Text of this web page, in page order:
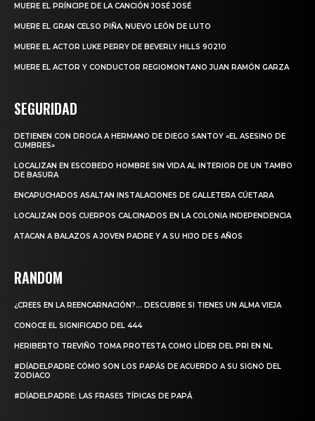
MUERE EL PRÍNCIPE DE LA CANCIÓN JOSÉ JOSÉ
MUERE EL GRAN CELSO PIÑA, NUEVO LEÓN DE LUTO
MUERE EL ACTOR LUKE PERRY DE BEVERLY HILLS 90210
MUERE EL ACTOR Y CONDUCTOR REGIOMONTANO JUAN RAMÓN GARZA
SEGURIDAD
DETIENEN CON DROGA A HERMANO DE DIEGO SANTOY «EL ASESINO DE
CUMBRES»
LOCALIZAN EN ESCOBEDO HOMBRE SIN VIDA AL INTERIOR DE UN TAMBO
DE BASURA
ENCAPUCHADOS ASALTAN INSTALACIONES DE GALLETERA CÚETARA
LOCALIZAN DOS CUERPOS CALCINADOS EN LA COLONIA INDEPENDENCIA
ATACAN A BALAZOS A JOVEN PADRE Y A SU HIJO DE 5 AÑOS
RANDOM
¿CREES EN LA REENCARNACIÓN?… DESCUBRE SI TIENES UN ALMA VIEJA
CONOCE EL SIGNIFICADO DEL 444
HERIBERTO TREVIÑO TOMA PROTESTA COMO LÍDER DEL PRI EN NL
#DÍADELPADRE CÓMO SON LOS PAPÁS DE ACUERDO A SU SIGNO DEL
ZODIACO
#DÍADELPADRE: LAS FRASES TÍPICAS DE PAPÁ